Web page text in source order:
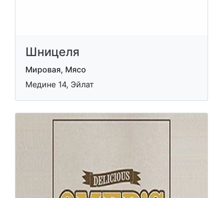
Шницеля
Мировая, Мясо
Медине 14, Эйлат